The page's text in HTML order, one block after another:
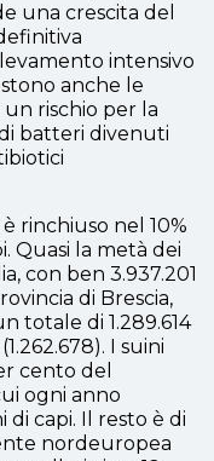
una crescita del
intensivo
anche le
rischio per la
batteri divenuti
rinchiuso nel 10%
Quasi la metà dei
con ben 3.937.201
di Brescia,
totale di 1.289.614
I suini
cento del
ogni anno
di capi. Il resto è di
nordeuropea